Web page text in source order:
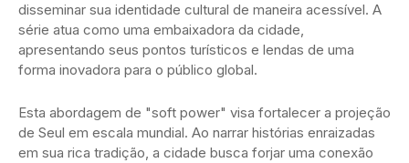
disseminar sua identidade cultural de maneira acessível. A
série atua como uma embaixadora da cidade,
apresentando seus pontos turísticos e lendas de uma
forma inovadora para o público global.
Esta abordagem de "soft power" visa fortalecer a projeção
de Seul em escala mundial. Ao narrar histórias enraizadas
em sua rica tradição, a cidade busca forjar uma conexão